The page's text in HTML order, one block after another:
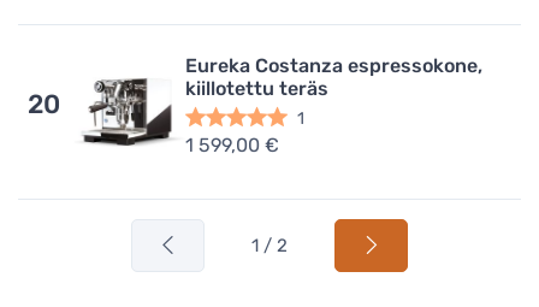
20
Eureka Costanza espressokone,
kiillotettu teräs
1
1 599,00 €
1 / 2